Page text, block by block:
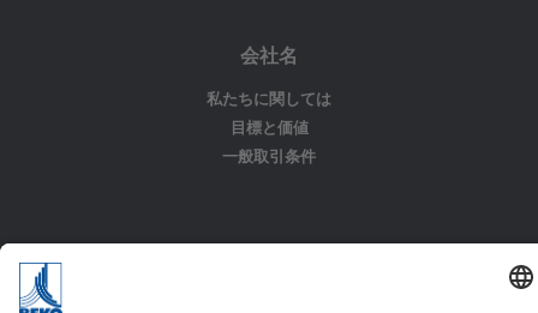
会社名
私たちに関しては
目標と価値
一般取引条件